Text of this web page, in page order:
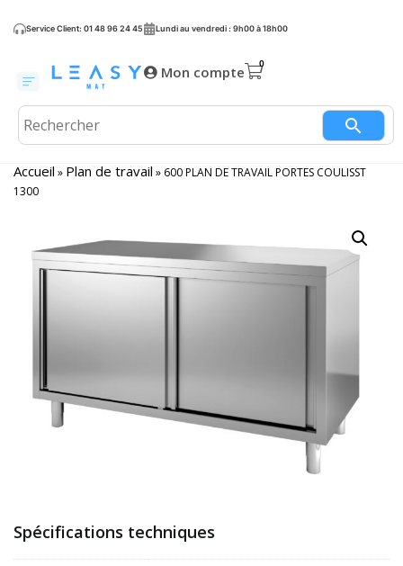
Service Client: 01 48 96 24 45 Lundi au vendredi : 9h00 à 18h00
Mon compte
Accueil » Plan de travail » 600 PLAN DE TRAVAIL PORTES COULISST
1300
Spécifications techniques